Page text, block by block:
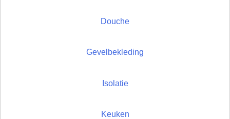
Douche
Gevelbekleding
Isolatie
Keuken